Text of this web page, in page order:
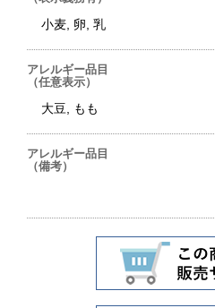
小麦, 卵, 乳
アレルギー品目
（任意表示）
大豆, もも
アレルギー品目
（備考）